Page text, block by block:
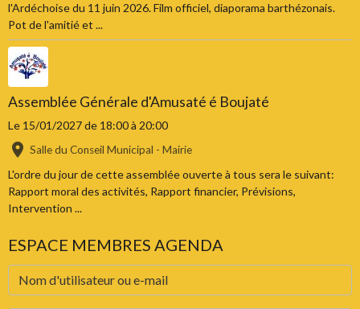
l'Ardéchoise du 11 juin 2026. Film officiel, diaporama barthézonais.
Pot de l'amitié et ...
Assemblée Générale d'Amusaté é Boujaté
Le 15/01/2027de 18:00à 20:00
Salle du Conseil Municipal - Mairie
L'ordre du jour de cette assemblée ouverte à tous sera le suivant:
Rapport moral des activités, Rapport financier, Prévisions,
Intervention ...
ESPACE MEMBRES AGENDA